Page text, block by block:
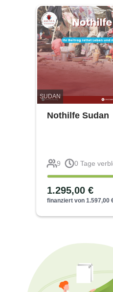
SUDAN
Nothilfe Sudan
9 0 Tage
1.295,00 €
finanziert von 1.597,00